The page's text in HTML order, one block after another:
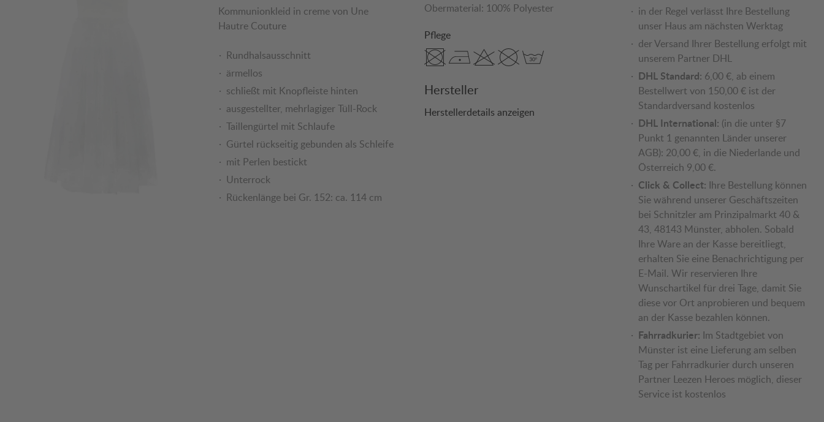
Kommunionkleid in creme von Une
Hautre Couture
Rundhalsausschnitt
ärmellos
schließt mit Knopfleiste hinten
ausgestellter, mehrlagiger Tüll-Rock
Taillengürtel mit Schlaufe
Gürtel rückseitig gebunden als Schleife
mit Perlen bestickt
Unterrock
Rückenlänge bei Gr. 152: ca. 114 cm
Obermaterial: 100% Polyester
Pflege
Hersteller
Herstellerdetails anzeigen
in der Regel verlässt Ihre Bestellung
unser Haus am nächsten Werktag
der Versand Ihrer Bestellung erfolgt mit
unserem Partner DHL
DHL Standard: 6,00 €, ab einem
Bestellwert von 150,00 € ist der
Standardversand kostenlos
DHL International: (in die unter §7
Punkt 1 genannten Länder unserer
AGB): 20,00 €, in die Niederlande und
Österreich 9,00 €.
Click & Collect: Ihre Bestellung können
Sie während unserer Geschäftszeiten
bei Schnitzler am Prinzipalmarkt 40 &
43, 48143 Münster, abholen. Sobald
Ihre Ware an der Kasse bereitliegt,
erhalten Sie eine Benachrichtigung per
E-Mail. Wir reservieren Ihre
Wunschartikel für drei Tage, damit Sie
diese vor Ort anprobieren und bequem
an der Kasse bezahlen können.
Fahrradkurier: Im Stadtgebiet von
Münster ist eine Lieferung am selben
Tag per Fahrradkurier durch unseren
Partner Leezen Heroes möglich, dieser
Service ist kostenlos